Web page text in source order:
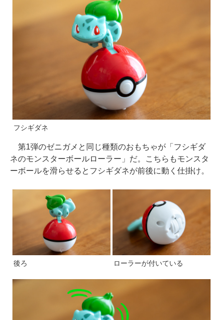
フシギダネ
第1弾のゼニガメと同じ種類のおもちゃが「フシギダ
ネのモンスターボールローラー」だ。こちらもモンスタ
ーボールを滑らせるとフシギダネが前後に動く仕掛け。
後ろ ローラーが付いている